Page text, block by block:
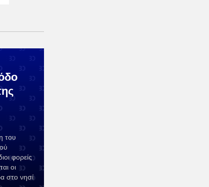
του
φορείς
οι
στο νησί